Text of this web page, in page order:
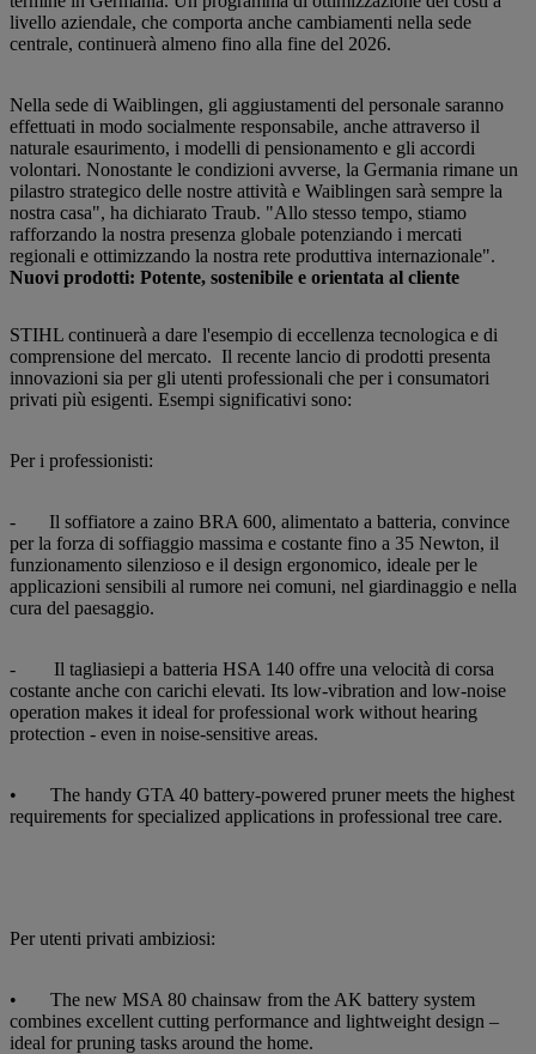
livello aziendale, che comporta anche cambiamenti nella sede
centrale, continuerà almeno fino alla fine del 2026.
Nella sede di Waiblingen, gli aggiustamenti del personale saranno
effettuati in modo socialmente responsabile, anche attraverso il
naturale esaurimento, i modelli di pensionamento e gli accordi
volontari. Nonostante le condizioni avverse, la Germania rimane un
pilastro strategico delle nostre attività e Waiblingen sarà sempre la
nostra casa", ha dichiarato Traub. "Allo stesso tempo, stiamo
rafforzando la nostra presenza globale potenziando i mercati
regionali e ottimizzando la nostra rete produttiva internazionale".
Nuovi prodotti: Potente, sostenibile e orientata al cliente
STIHL continuerà a dare l'esempio di eccellenza tecnologica e di
comprensione del mercato. Il recente lancio di prodotti presenta
innovazioni sia per gli utenti professionali che per i consumatori
privati più esigenti. Esempi significativi sono:
Per i professionisti:
- Il soffiatore a zaino BRA 600, alimentato a batteria, convince
per la forza di soffiaggio massima e costante fino a 35 Newton, il
funzionamento silenzioso e il design ergonomico, ideale per le
applicazioni sensibili al rumore nei comuni, nel giardinaggio e nella
cura del paesaggio.
- Il tagliasiepi a batteria HSA 140 offre una velocità di corsa
costante anche con carichi elevati. Its low-vibration and low-noise
operation makes it ideal for professional work without hearing
protection - even in noise-sensitive areas.
• The handy GTA 40 battery-powered pruner meets the highest
requirements for specialized applications in professional tree care.
Per utenti privati ambiziosi:
• The new MSA 80 chainsaw from the AK battery system
combines excellent cutting performance and lightweight design –
ideal for pruning tasks around the home.